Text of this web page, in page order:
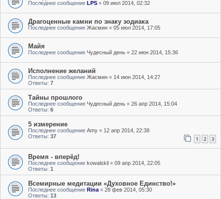
Последнее сообщение LPS « 09 июл 2014, 02:32
Драгоценные камни по знаку зодиака
Последнее сообщение Жасмин « 05 июл 2014, 17:05
Майя
Последнее сообщение Чудесный день « 22 июн 2014, 15:36
Исполнение желаний
Последнее сообщение Жасмин « 14 июн 2014, 14:27
Ответы: 7
Тайны прошлого
Последнее сообщение Чудесный день « 26 апр 2014, 15:04
Ответы: 6
5 измерение
Последнее сообщение Amy « 12 апр 2014, 22:38
Ответы: 37 1 2 3
Время - вперёд!
Последнее сообщение kowalskil « 09 апр 2014, 22:05
Ответы: 1
Всемирные медитации «Духовное Единство!»
Последнее сообщение Rina « 28 фев 2014, 05:30
Ответы: 13